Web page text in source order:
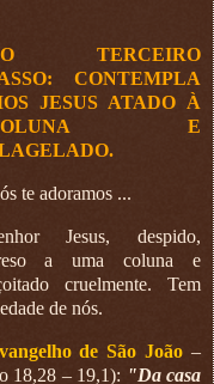
TERCEIRO
CONTEMPLA
JESUS ATADO À
E
te adoramos ...
Jesus, despido,
a uma coluna e
cruelmente. Tem
de nós.
de São João –
18,28 – 19,1): "Da casa